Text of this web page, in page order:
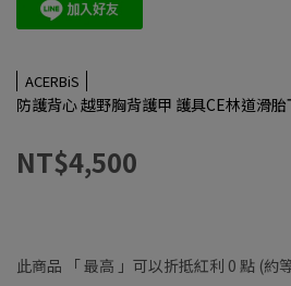
ACERBiS
防護背心 越野胸背護甲 護具CE林道滑胎
NT$4,500
此商品 「 最高 」可以折抵紅利 0 點 (約